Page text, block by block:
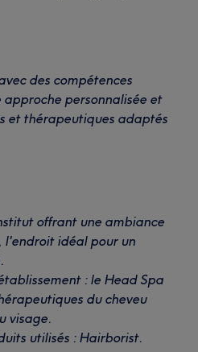
des compétences
personnalisée et
et thérapeutiques adaptés
offrant une ambiance
idéal pour un
: le Head Spa
du cheveu
visage.
utilisés : Hairborist.